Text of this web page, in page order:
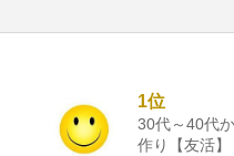
1位
30代～40代
作り【友活】